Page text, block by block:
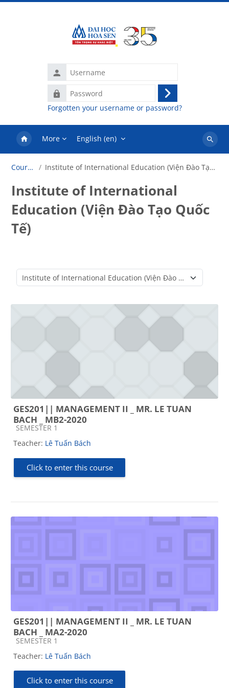
Username
Password
Log
in
Forgotten your username or password?
More English ‎(en)‎
Search
Courses Institute of International Education (Viện Đào Tạo Quốc Tế)
Institute of International
Education (Viện Đào Tạo Quốc
Tế)
Course categories
GES201|| MANAGEMENT II _ MR. LE TUAN
BACH _ MB2-2020
Course category
SEMESTER 1
Teacher: Lê Tuấn Bách
Click to enter this course
GES201|| MANAGEMENT II _ MR. LE TUAN
BACH _ MA2-2020
Course category
SEMESTER 1
Teacher: Lê Tuấn Bách
Click to enter this course